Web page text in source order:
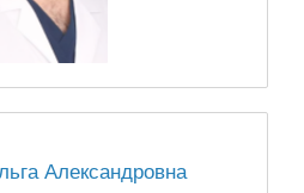
Александровна